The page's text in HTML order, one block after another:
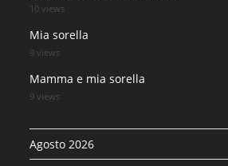
10 views
Mia sorella
9 views
Mamma e mia sorella
9 views
Agosto 2026